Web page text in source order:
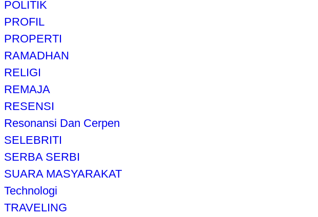
POLITIK
PROFIL
PROPERTI
RAMADHAN
RELIGI
REMAJA
RESENSI
Resonansi Dan Cerpen
SELEBRITI
SERBA SERBI
SUARA MASYARAKAT
Technologi
TRAVELING